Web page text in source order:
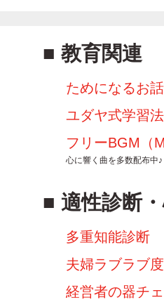
教育関連
ためになるお
ユダヤ式学習
フリーBGM（
心に響く曲を多数配布中♪
適性診断
多重知能診断
夫婦ラブラブ
経営者の器チ